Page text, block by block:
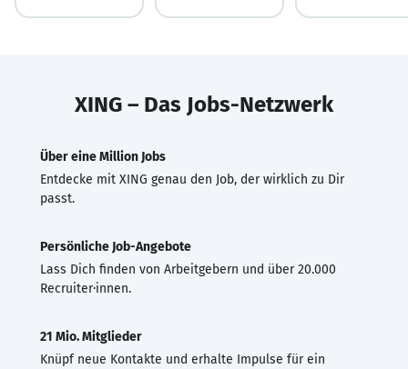
XING – Das Jobs-Netzwerk
Über eine Million Jobs
Entdecke mit XING genau den Job, der wirklich zu Dir
passt.
Persönliche Job-Angebote
Lass Dich finden von Arbeitgebern und über 20.000
Recruiter·innen.
21 Mio. Mitglieder
Knüpf neue Kontakte und erhalte Impulse für ein